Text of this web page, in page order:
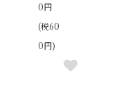
0円
(税60
0円)